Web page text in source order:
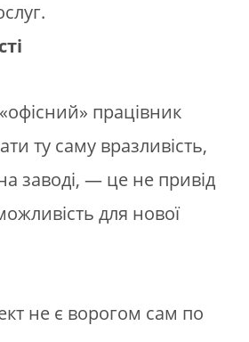
працівник
ту саму вразливість,
заводі, — це не привід
для нової
не є ворогом сам по